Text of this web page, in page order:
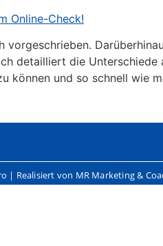
Online-Check!
detailliert die
können und so schnell wie
| Realisiert von MR Marketing &